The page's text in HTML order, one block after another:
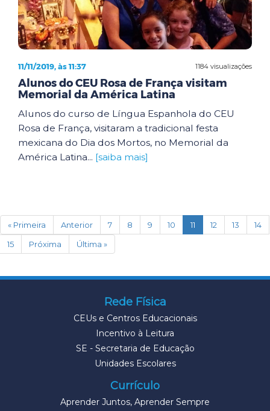
1184 visualizações
11/11/2019, às 11:37
Alunos do CEU Rosa de França visitam
Memorial da América Latina
Alunos do curso de Língua Espanhola do CEU
Rosa de França, visitaram a tradicional festa
mexicana do Dia dos Mortos, no Memorial da
América Latina... [saiba mais]
« Primeira Anterior 7 8 9 10 11 (current)
12 13
14
15
Próxima Última »
Rede Física
CEUs e Centros Educacionais
Incentivo à Leitura
SE - Secretaria de Educação
Unidades Escolares
Currículo
Aprender Juntos, Aprender Sempre